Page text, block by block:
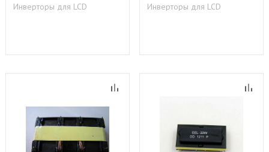
Инверторы для LCD Инверторы для LCD